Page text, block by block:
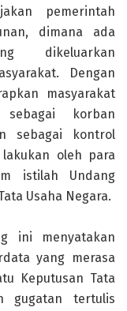
pemerintah
dimana ada
dikeluarkan
Dengan
masyarakat
korban
sebagai kontrol
oleh para
istilah Undang
Usaha Negara.
ini menyatakan
yang merasa
Keputusan Tata
gugatan tertulis